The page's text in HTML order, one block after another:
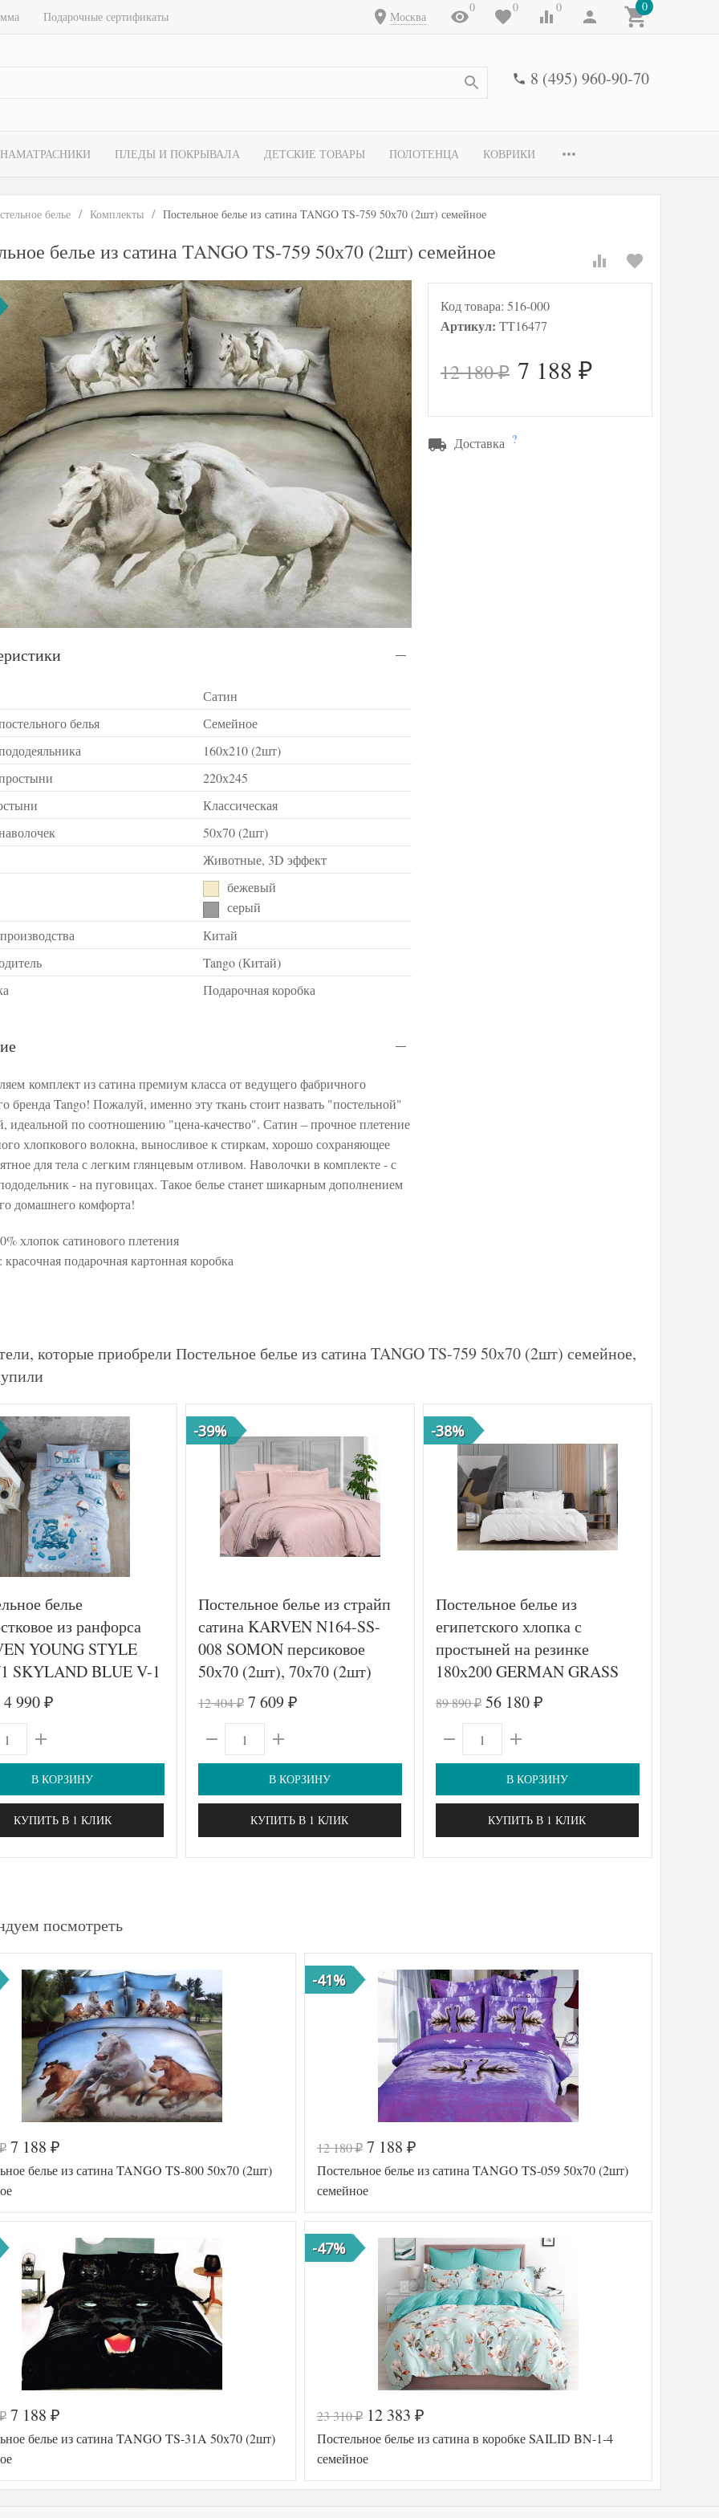
Подарочные сертификаты Москва
0 0 0 0
8 (495) 960-90-70
НАМАТРАСНИКИ ПЛЕДЫ И ПОКРЫВАЛА ДЕТСКИЕ ТОВАРЫ ПОЛОТЕНЦА КОВРИКИ
белье Комплекты Постельное белье из сатина TANGO TS-759 50х70 (2шт) семейное
белье из сатина TANGO TS-759 50х70 (2шт) семейное
Код товара: 516-000
Артикул: TT16477
12 180₽ 7 188 ₽
Доставка ?
Сатин
белья
Семейное
160х210 (2шт)
220х245
Классическая
50х70 (2шт)
Животные, 3D эффект
бежевый
серый
Китай
Tango (Китай)
Подарочная коробка
комплект из сатина премиум класса от ведущего фабричного
бренда Tango! Пожалуй, именно эту ткань стоит назвать "постельной"
идеальной по соотношению "цена-качество". Сатин – прочное плетение
хлопкового волокна, выносливое к стиркам, хорошо сохраняющее
для тела с легким глянцевым отливом. Наволочки в комплекте - с
- на пуговицах. Такое белье станет шикарным дополнением
домашнего комфорта!
хлопок сатинового плетения
красочная подарочная картонная коробка
которые приобрели Постельное белье из сатина TANGO TS-759 50х70 (2шт) семейное,
белье
из ранфорса
YOUNG STYLE
SKYLAND BLUE V-1
(1шт), 70х70 (1шт)
4 990 ₽
В КОРЗИНУ
КУПИТЬ В 1 КЛИК
-39%
Постельное белье из страйп
сатина KARVEN N164-SS-
008 SOMON персиковое
50х70 (2шт), 70х70 (2шт)
семейное
12 404₽ 7 609 ₽
В КОРЗИНУ
КУПИТЬ В 1 КЛИК
-38%
Постельное белье из
египетского хлопка с
простыней на резинке
180х200 GERMAN GRASS
Alpine White Allure Grass
89 890₽ 56 180 ₽
В КОРЗИНУ
КУПИТЬ В 1 КЛИК
посмотреть
516-028
TT1638
160х210
₽ 7 188 ₽
белье из сатина TANGO TS-800 50х70 (2шт)
-41%
Код товара
516-157
Артикул
TT1644
Ткань
Размер
160х210
12 180₽ 7 188 ₽
Постельное белье из сатина TANGO TS-059 50х70 (2шт)
семейное
₽ 7 188 ₽
белье из сатина TANGO TS-31A 50х70 (2шт)
-47%
23 310₽ 12 383 ₽
Постельное белье из сатина в коробке SAILID BN-1-4
семейное